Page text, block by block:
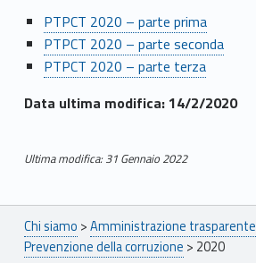
2
0
2
PTPCT 2020 – parte prima
PTPCT 2020 – parte seconda
PTPCT 2020 – parte terza
Data ultima modifica: 14/2/2020
Ultima modifica: 31 Gennaio 2022
Skip back to main navigation
Breadcrumbs navigation
Chi siamo >Amministrazione trasparente
Prevenzione della corruzione > 2020